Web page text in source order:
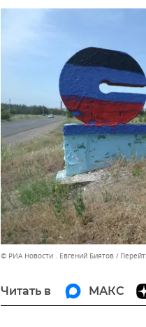
© РИА Новости . Евгений Биятов
Читать в МАКС